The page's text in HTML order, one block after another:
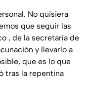
No quisiera
que seguir las
, de la secretaría de
y llevarlo a
que es lo que
tras la repentina